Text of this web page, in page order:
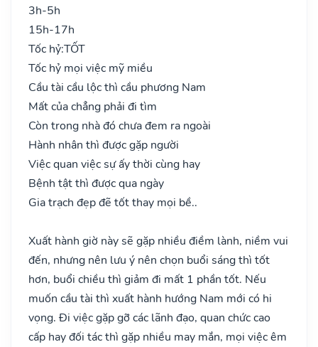
3h-5h
15h-17h
Tốc hỷ:TỐT
Tốc hỷ mọi việc mỹ miều
Cầu tài cầu lộc thì cầu phương Nam
Mất của chẳng phải đi tìm
Còn trong nhà đó chưa đem ra ngoài
Hành nhân thì được gặp người
Việc quan việc sự ấy thời cùng hay
Bệnh tật thì được qua ngày
Gia trạch đẹp đẽ tốt thay mọi bề..
Xuất hành giờ này sẽ gặp nhiều điềm lành, niềm vui
đến, nhưng nên lưu ý nên chọn buổi sáng thì tốt
hơn, buổi chiều thì giảm đi mất 1 phần tốt. Nếu
muốn cầu tài thì xuất hành hướng Nam mới có hi
vọng. Đi việc gặp gỡ các lãnh đạo, quan chức cao
cấp hay đối tác thì gặp nhiều may mắn, mọi việc êm